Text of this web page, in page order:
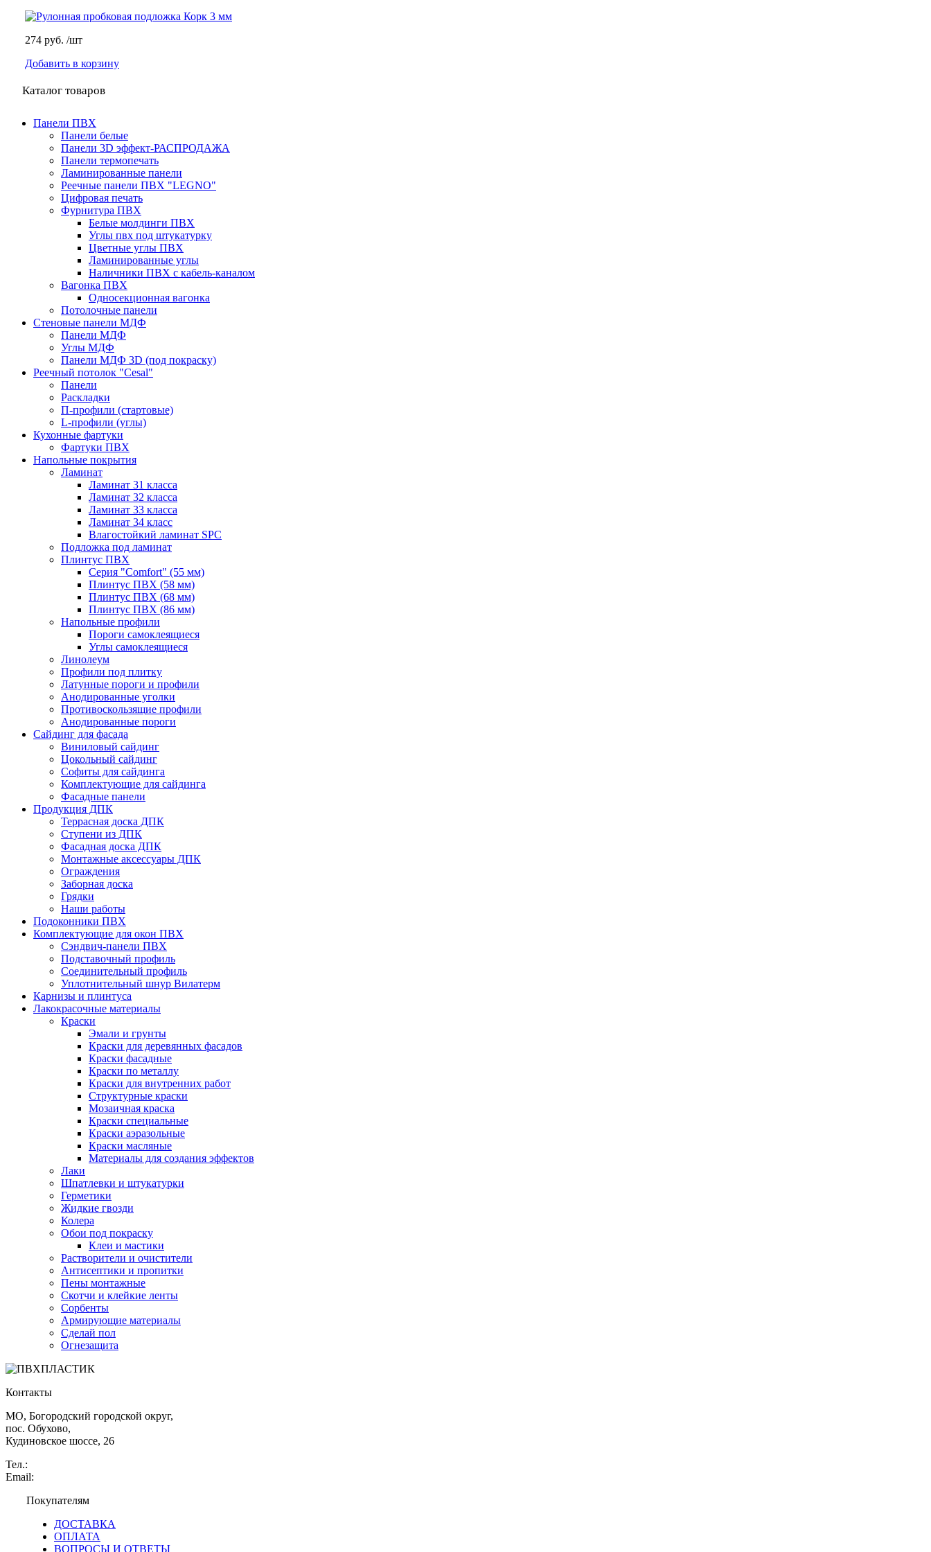
274 руб. /шт
Добавить в корзину
Каталог товаров
Панели ПВХ
Панели белые
Панели 3D эффект-РАСПРОДАЖА
Панели термопечать
Ламинированные панели
Реечные панели ПВХ "LEGNO"
Цифровая печать
Фурнитура ПВХ
Белые молдинги ПВХ
Углы пвх под штукатурку
Цветные углы ПВХ
Ламинированные углы
Наличники ПВХ с кабель-каналом
Вагонка ПВХ
Односекционная вагонка
Потолочные панели
Стеновые панели МДФ
Панели МДФ
Углы МДФ
Панели МДФ 3D (под покраску)
Реечный потолок "Cesal"
Панели
Раскладки
П-профили (стартовые)
L-профили (углы)
Кухонные фартуки
Фартуки ПВХ
Напольные покрытия
Ламинат
Ламинат 31 класса
Ламинат 32 класса
Ламинат 33 класса
Ламинат 34 класс
Влагостойкий ламинат SPC
Подложка под ламинат
Плинтус ПВХ
Серия "Comfort" (55 мм)
Плинтус ПВХ (58 мм)
Плинтус ПВХ (68 мм)
Плинтус ПВХ (86 мм)
Напольные профили
Пороги самоклеящиеся
Углы самоклеящиеся
Линолеум
Профили под плитку
Латунные пороги и профили
Анодированные уголки
Противоскользящие профили
Анодированные пороги
Сайдинг для фасада
Виниловый сайдинг
Цокольный сайдинг
Софиты для сайдинга
Комплектующие для сайдинга
Фасадные панели
Продукция ДПК
Террасная доска ДПК
Ступени из ДПК
Фасадная доска ДПК
Монтажные аксессуары ДПК
Ограждения
Заборная доска
Грядки
Наши работы
Подоконники ПВХ
Комплектующие для окон ПВХ
Сэндвич-панели ПВХ
Подставочный профиль
Соединительный профиль
Уплотнительный шнур Вилатерм
Карнизы и плинтуса
Лакокрасочные материалы
Краски
Эмали и грунты
Краски для деревянных фасадов
Краски фасадные
Краски по металлу
Краски для внутренних работ
Структурные краски
Мозаичная краска
Краски специальные
Краски аэразольные
Краски масляные
Материалы для создания эффектов
Лаки
Шпатлевки и штукатурки
Герметики
Жидкие гвозди
Колера
Обои под покраску
Клеи и мастики
Растворители и очистители
Антисептики и пропитки
Пены монтажные
Скотчи и клейкие ленты
Сорбенты
Армирующие материалы
Сделай пол
Огнезащита
Контакты
МО, Богородский городской округ,
пос. Обухово,
Кудиновское шоссе, 26
Тел.:
Email:
Покупателям
ДОСТАВКА
ОПЛАТА
ВОПРОСЫ И ОТВЕТЫ